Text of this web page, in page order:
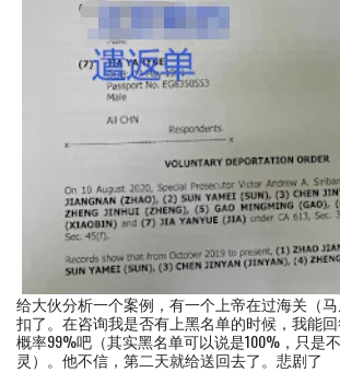
给大伙分析一个案例，有一个上帝在过海关（
扣了。在咨询我是否有上黑名单的时候，我能
概率99%吧（其实黑名单可以说是100%，只是
灵）。他不信，第二天就给送回去了。悲剧了